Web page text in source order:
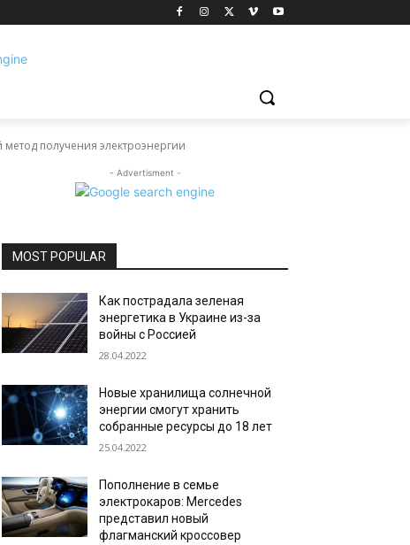
получения электроэнергии
- Advertisment -
MOST POPULAR
Как пострадала зеленая
энергетика в Украине из-за
войны с Россией
28.04.2022
Новые хранилища солнечной
энергии смогут хранить
собранные ресурсы до 18 лет
25.04.2022
Пополнение в семье
электрокаров: Mercedes
представил новый
флагманский кроссовер